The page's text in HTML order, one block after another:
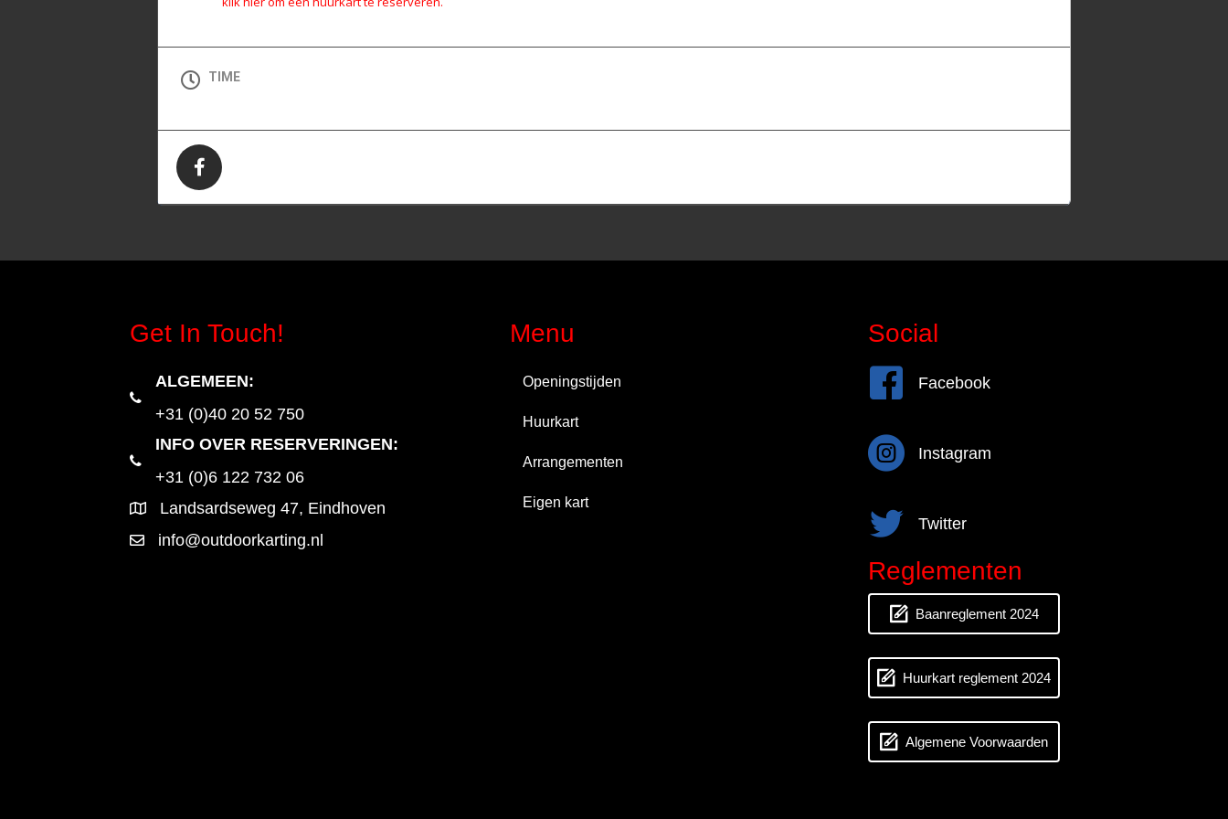
TIME
Get In Touch!
ALGEMEEN:
+31 (0)40 20 52 750
INFO OVER RESERVERINGEN:
+31 (0)6 122 732 06
Landsardseweg 47, Eindhoven
info@outdoorkarting.nl
Menu
Openingstijden
Huurkart
Arrangementen
Eigen kart
Social
FacebookFacebook
InstagramInstagram
Twitter Twitter
Reglementen
Baanreglement 2024
Huurkart reglement 2024
Algemene Voorwaarden